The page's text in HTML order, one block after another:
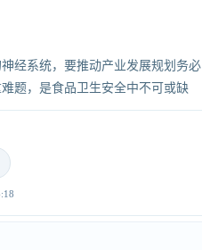
经系统，要推动产业发展规划务必
题，是食品卫生安全中不可或缺